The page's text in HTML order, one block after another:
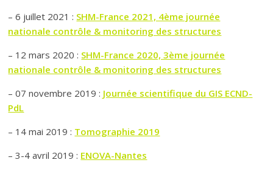
– 6 juillet 2021 : SHM-France 2021, 4ème journée
nationale contrôle & monitoring des structures
– 12 mars 2020 : SHM-France 2020, 3ème journée
nationale contrôle & monitoring des structures
– 07 novembre 2019 : Journée scientifique du GIS ECND-
PdL
– 14 mai 2019 : Tomographie 2019
– 3-4 avril 2019 : ENOVA-Nantes